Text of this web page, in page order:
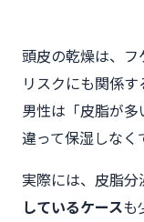
頭皮の乾燥は、
リスクにも関係
男性は「皮脂が
違って保湿しなく
実際には、皮脂
しているケースも